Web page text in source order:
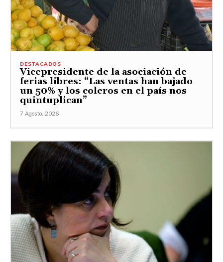
DESTACADOS
Vicepresidente de la asociación de
ferias libres: “Las ventas han bajado
un 50% y los coleros en el país nos
quintuplican”
7 Agosto, 2026